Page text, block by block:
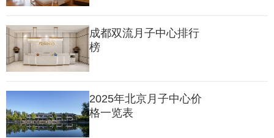
进行伤口检查与护理、育儿指导等多项照护，为妈妈身体康复与
角色过渡提供支持，从容开启母婴生活。
成都双流月子中心排行
榜
2025年北京月子中心价
格一览表